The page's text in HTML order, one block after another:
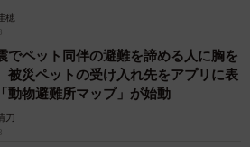
穂
でペット同伴の避難を諦める人に胸を
災ペットの受け入れ先をアプリに表
動物避難所マップ」が始動
刀